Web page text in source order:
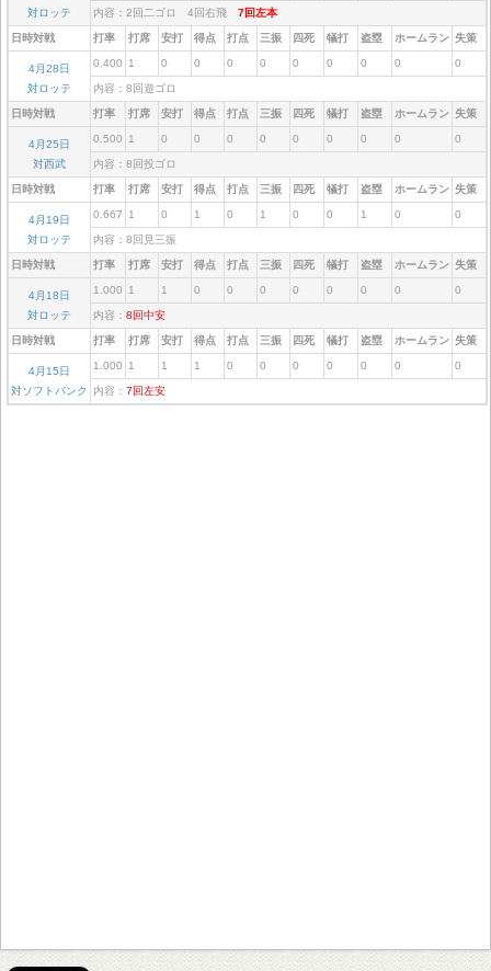
対ロッテ
内容：2回二ゴロ 4回右飛 7回左本
日時対戦 打率 打席 安打 得点 打点 三振 四死 犠打 盗塁 ホームラン 失策
4月28日
対ロッテ
0.400 1 0 0 0 0 0 0 0 0 0
内容：8回遊ゴロ
日時対戦 打率 打席 安打 得点 打点 三振 四死 犠打 盗塁 ホームラン 失策
4月25日
対西武
0.500 1 0 0 0 0 0 0 0 0 0
内容：8回投ゴロ
日時対戦 打率 打席 安打 得点 打点 三振 四死 犠打 盗塁 ホームラン 失策
4月19日
対ロッテ
0.667 1 0 1 0 1 0 0 1 0 0
内容：8回見三振
日時対戦 打率 打席 安打 得点 打点 三振 四死 犠打 盗塁 ホームラン 失策
4月18日
対ロッテ
1.000 1 1 0 0 0 0 0 0 0 0
内容： 8回中安
日時対戦 打率 打席 安打 得点 打点 三振 四死 犠打 盗塁 ホームラン 失策
4月15日
対ソフトバンク
1.000 1 1 1 0 0 0 0 0 0 0
内容： 7回左安